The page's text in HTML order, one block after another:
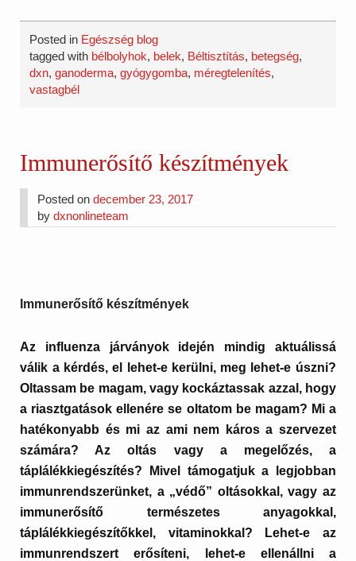
Posted in Egészség blog
tagged with bélbolyhok, belek, Béltisztítás, betegség,
dxn,ganoderma,gyógygomba, méregtelenítés,
vastagbél
Immunerősítő készítmények
Posted ondecember 23, 2017
bydxnonlineteam
Immunerősítő készítmények
Az influenza járványok idején mindig aktuálissá
válik a kérdés, el lehet-e kerülni, meg lehet-e úszni?
Oltassam be magam, vagy kockáztassak azzal, hogy
a riasztgatások ellenére se oltatom be magam? Mi a
hatékonyabb és mi az ami nem káros a szervezet
számára? Az oltás vagy a megelőzés, a
táplálékkiegészítés? Mivel támogatjuk a legjobban
immunrendszerünket, a „védő” oltásokkal, vagy az
immunerősítő természetes anyagokkal,
táplálékkiegészítőkkel, vitaminokkal? Lehet-e az
immunrendszert erősíteni, lehet-e ellenállni a